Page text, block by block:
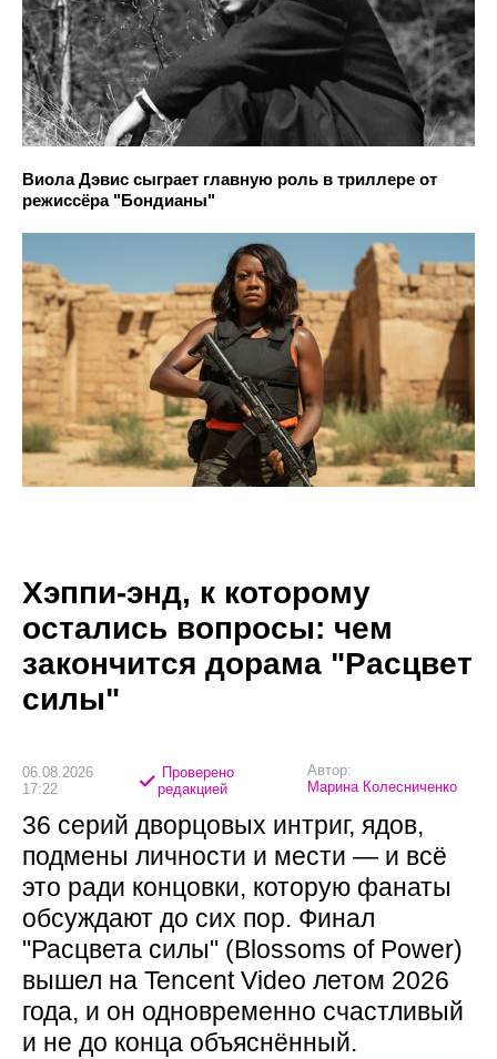
Виола Дэвис сыграет главную роль в триллере от
режиссёра "Бондианы"
Хэппи-энд, к которому
остались вопросы: чем
закончится дорама "Расцвет
силы"
06.08.2026
17:22
Проверено
редакцией
Автор:
Марина Колесниченко
36 серий дворцовых интриг, ядов,
подмены личности и мести — и всё
это ради концовки, которую фанаты
обсуждают до сих пор. Финал
"Расцвета силы" (Blossoms of Power)
вышел на Tencent Video летом 2026
года, и он одновременно счастливый
и не до конца объяснённый.